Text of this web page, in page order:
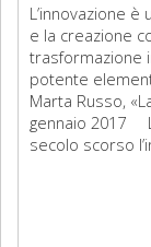
L’innovazione
e la creazione
trasformazione
potente
Marta Russo,
gennaio 2017
secolo scorso